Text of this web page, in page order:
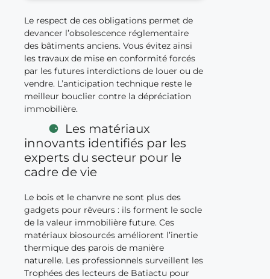
Le respect de ces obligations permet de
devancer l’obsolescence réglementaire
des bâtiments anciens. Vous évitez ainsi
les travaux de mise en conformité forcés
par les futures interdictions de louer ou de
vendre. L’anticipation technique reste le
meilleur bouclier contre la dépréciation
immobilière.
Les matériaux
innovants identifiés par les
experts du secteur pour le
cadre de vie
Le bois et le chanvre ne sont plus des
gadgets pour rêveurs : ils forment le socle
de la valeur immobilière future. Ces
matériaux biosourcés améliorent l’inertie
thermique des parois de manière
naturelle. Les professionnels surveillent les
Trophées des lecteurs de Batiactu pour